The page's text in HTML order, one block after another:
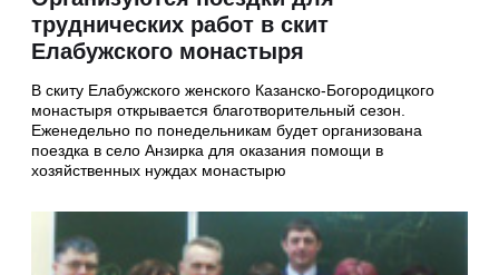
труднических работ в скит
Елабужского монастыря
В скиту Елабужского женского Казанско-Богородицкого
монастыря открывается благотворительный сезон.
Еженедельно по понедельникам будет организована
поездка в село Анзирка для оказания помощи в
хозяйственных нуждах монастырю